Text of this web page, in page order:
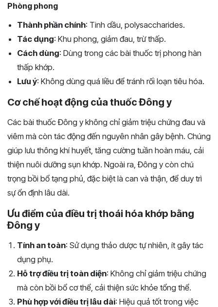
Phòng phong
Thành phần chính: Tinh dầu, polysaccharides.
Tác dụng: Khu phong, giảm đau, trừ thấp.
Cách dùng: Dùng trong các bài thuốc trị phong hàn
thấp khớp.
Lưu ý: Không dùng quá liều để tránh rối loạn tiêu hóa.
Cơ chế hoạt động của thuốc Đông y
Các bài thuốc Đông y không chỉ giảm triệu chứng đau và
viêm mà còn tác động đến nguyên nhân gây bệnh. Chúng
giúp lưu thông khí huyết, tăng cường tuần hoàn máu, cải
thiện nuôi dưỡng sụn khớp. Ngoài ra, Đông y còn chú
trọng bồi bổ tạng phủ, đặc biệt là can và thận, để duy trì
sự ổn định lâu dài.
Ưu điểm của điều trị thoái hóa khớp bằng
Đông y
Tính an toàn: Sử dụng thảo dược tự nhiên, ít gây tác
dụng phụ.
Hỗ trợ điều trị toàn diện: Không chỉ giảm triệu chứng
mà còn bồi bổ cơ thể, cải thiện sức khỏe tổng thể.
Phù hợp với điều trị lâu dài: Hiệu quả tốt trong việc